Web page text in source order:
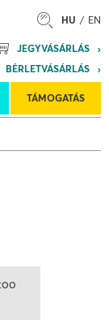
HU EN
JEGYVÁSÁRLÁS
BÉRLETVÁSÁRLÁS
TÁMOGATÁS
Felkéréses
koncertek